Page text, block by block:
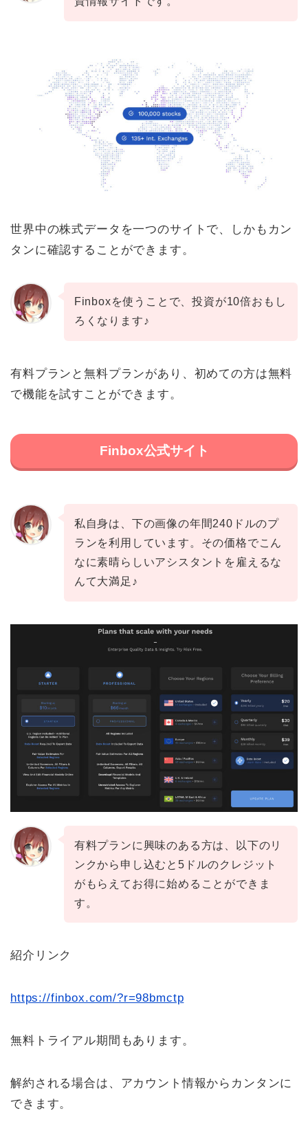
世界中の株式データを一つのサイトで、しかもカン
タンに確認することができます。
Finboxを使うことで、投資が10倍おもし
ろくなります♪
有料プランと無料プランがあり、初めての方は無料
で機能を試すことができます。
Finbox公式サイト
私自身は、下の画像の年間240ドルのプ
ランを利用しています。その価格でこん
なに素晴らしいアシスタントを雇えるな
んて大満足♪
有料プランに興味のある方は、以下のリ
ンクから申し込むと5ドルのクレジット
がもらえてお得に始めることができま
す。
紹介リンク
https://finbox.com/?r=98bmctp
無料トライアル期間もあります。
解約される場合は、アカウント情報からカンタンに
できます。